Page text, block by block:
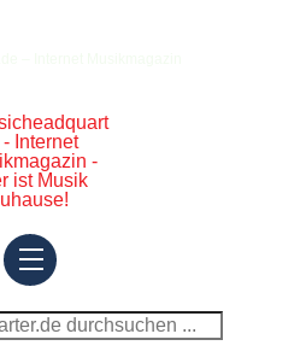
Menu